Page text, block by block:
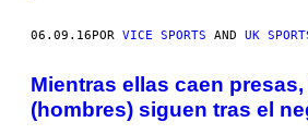
06.09.16 POR VICE SPORTS AND UK
Mientras ellas caen
(hombres) siguen tras el